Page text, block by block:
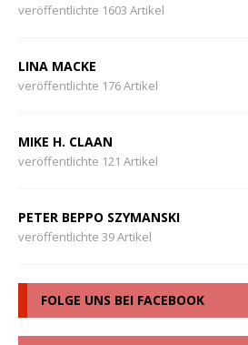
veröffentlichte 1603 Artikel
LINA MACKE
veröffentlichte 176 Artikel
MIKE H. CLAAN
veröffentlichte 121 Artikel
PETER BEPPO SZYMANSKI
veröffentlichte 39 Artikel
FOLGE UNS BEI FACEBOOK